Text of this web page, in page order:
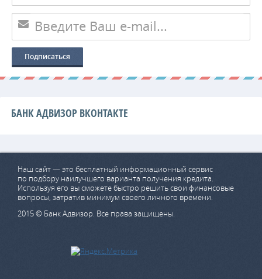
БАНК АДВИЗОР ВКОНТАКТЕ
Наш сайт — это бесплатный информационный сервис
по подбору наилучшего варианта получения кредита.
Используя его вы сможете быстро решить свои финансовые
вопросы, затратив минимум своего личного времени.
2015 © Банк Адвизор. Все права защищены.